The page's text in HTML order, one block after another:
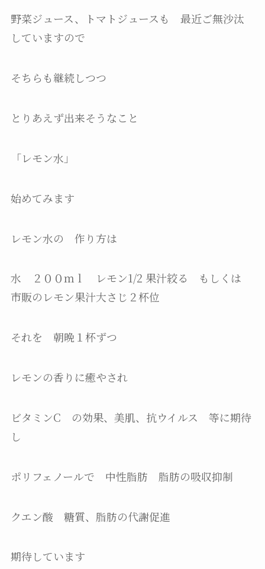
野菜ジュース、トマトジュースも 最近ご無沙汰
していますので
そちらも継続しつつ
とりあえず出来そうなこと
「レモン水」
始めてみます
レモン水の 作り方は
水 ２００ｍｌ レモン1/2 果汁絞る もしくは
市販のレモン果汁大さじ２杯位
それを 朝晩１杯ずつ
レモンの香りに癒やされ
ビタミンC の効果、美肌、抗ウイルス 等に期待
し
ポリフェノールで 中性脂肪 脂肪の吸収抑制
クエン酸 糖質、脂肪の代謝促進
期待しています